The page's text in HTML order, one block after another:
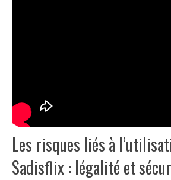
Les risques liés à
Sadisflix : légalité et